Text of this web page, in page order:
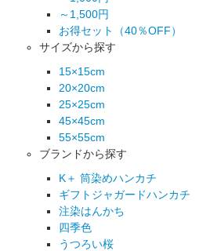
～1,500円
お得セット（40％OFF）
サイズから探す
15×15cm
20×20cm
25×25cm
45×45cm
55×55cm
ブランドから探す
K＋ 筒染めハンカチ
ギフトジャガードハンカチ
注染はんかち
四季色
うつろい桜